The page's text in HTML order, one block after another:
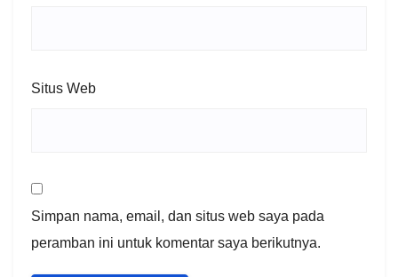
Situs Web
Simpan nama, email, dan situs web saya pada
peramban ini untuk komentar saya berikutnya.